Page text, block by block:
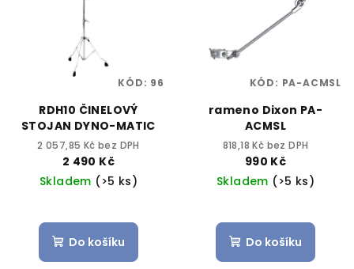
RDH10 ČINELOVÝ
STOJAN DYNO-MATIC
2 057,85 Kč bez DPH
2 490 Kč
Skladem (>5 ks)
Do košíku
KÓD: 96
rameno Dixon PA-
ACMSL
818,18 Kč bez DPH
990 Kč
Skladem (>5 ks)
Do košíku
KÓD: PA-ACMSL